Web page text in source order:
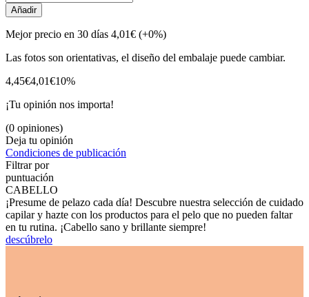
Añadir
Mejor precio en 30 días 4,01€ (+0%)
Las fotos son orientativas, el diseño del embalaje puede cambiar.
4,45€4,01€10%
¡Tu opinión nos importa!
(0 opiniones)
Deja tu opinión
Condiciones de publicación
Filtrar por
puntuación
CABELLO
¡Presume de pelazo cada día! Descubre nuestra selección de cuidado
capilar y hazte con los productos para el pelo que no pueden faltar
en tu rutina. ¡Cabello sano y brillante siempre!
descúbrelo